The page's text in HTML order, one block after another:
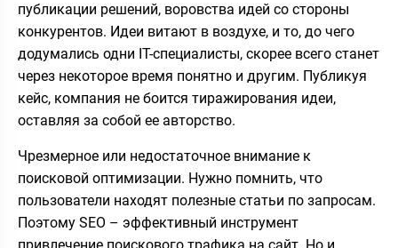
публикации решений, воровства идей со стороны
конкурентов. Идеи витают в воздухе, и то, до чего
додумались одни IT-специалисты, скорее всего станет
через некоторое время понятно и другим. Публикуя
кейс, компания не боится тиражирования идеи,
оставляя за собой ее авторство.
Чрезмерное или недостаточное внимание к
поисковой оптимизации. Нужно помнить, что
пользователи находят полезные статьи по запросам.
Поэтому SEO – эффективный инструмент